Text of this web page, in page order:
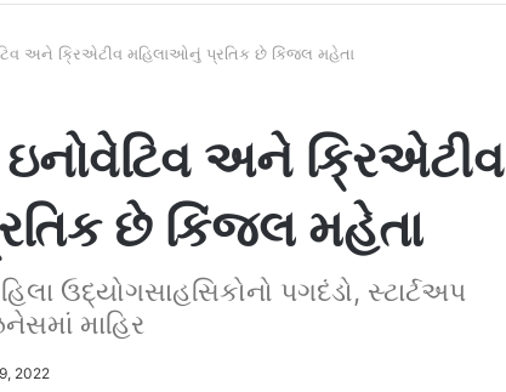
અને ક્રિએટીવ મહિલાઓનું પ્રતિક છે કિંજલ મહેતા
અને ક્રિએટીવ
છે કિંજલ મહેતા
ઉદ્યોગસાહસિકોનો પગદંડો, સ્ટાર્ટઅપ
માહિર
2022